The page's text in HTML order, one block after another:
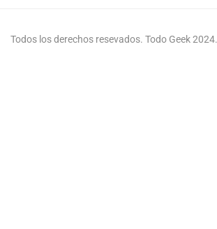
Todos los derechos resevados. Todo Geek 2024.